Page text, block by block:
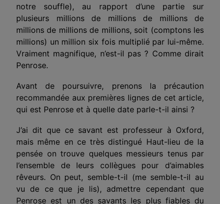
notre souffle), au rapport d’une partie sur
plusieurs millions de millions de millions de
millions de millions de millions, soit (comptons les
millions) un million six fois multiplié par lui-même.
Vraiment magnifique, n’est-il pas ? Comme dirait
Penrose.
Avant de poursuivre, prenons la précaution
recommandée aux premières lignes de cet article,
qui est Penrose et à quelle date parle-t-il ainsi ?
J’ai dit que ce savant est professeur à Oxford,
mais même en ce très distingué Haut-lieu de la
pensée on trouve quelques messieurs tenus par
l’ensemble de leurs collègues pour d’aimables
rêveurs. On peut, semble-t-il (me semble-t-il au
vu de ce que je lis), admettre cependant que
Penrose est un des savants les plus fiables du